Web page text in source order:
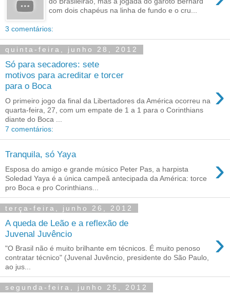
com dois chapéus na linha de fundo e o cru...
3 comentários:
quinta-feira, junho 28, 2012
Só para secadores: sete
motivos para acreditar e torcer
para o Boca
›
O primeiro jogo da final da Libertadores da América ocorreu na
quarta-feira, 27, com um empate de 1 a 1 para o Corinthians
diante do Boca ...
7 comentários:
Tranquila, só Yaya ›
Esposa do amigo e grande músico Peter Pas, a harpista
Soledad Yaya é a única campeã antecipada da América: torce
pro Boca e pro Corinthians...
terça-feira, junho 26, 2012
A queda de Leão e a reflexão de
Juvenal Juvêncio
›
"O Brasil não é muito brilhante em técnicos. É muito penoso
contratar técnico" (Juvenal Juvêncio, presidente do São Paulo,
ao jus...
segunda-feira, junho 25, 2012